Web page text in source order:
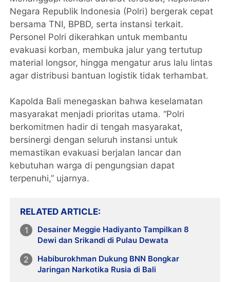
Negara Republik Indonesia (Polri) bergerak cepat
bersama TNI, BPBD, serta instansi terkait.
Personel Polri dikerahkan untuk membantu
evakuasi korban, membuka jalur yang tertutup
material longsor, hingga mengatur arus lalu lintas
agar distribusi bantuan logistik tidak terhambat.
Kapolda Bali menegaskan bahwa keselamatan
masyarakat menjadi prioritas utama. “Polri
berkomitmen hadir di tengah masyarakat,
bersinergi dengan seluruh instansi untuk
memastikan evakuasi berjalan lancar dan
kebutuhan warga di pengungsian dapat
terpenuhi,” ujarnya.
RELATED ARTICLE
Desainer Meggie Hadiyanto Tampilkan 8
Dewi dan Srikandi di Pulau Dewata
Habiburokhman Dukung BNN Bongkar
Jaringan Narkotika Rusia di Bali